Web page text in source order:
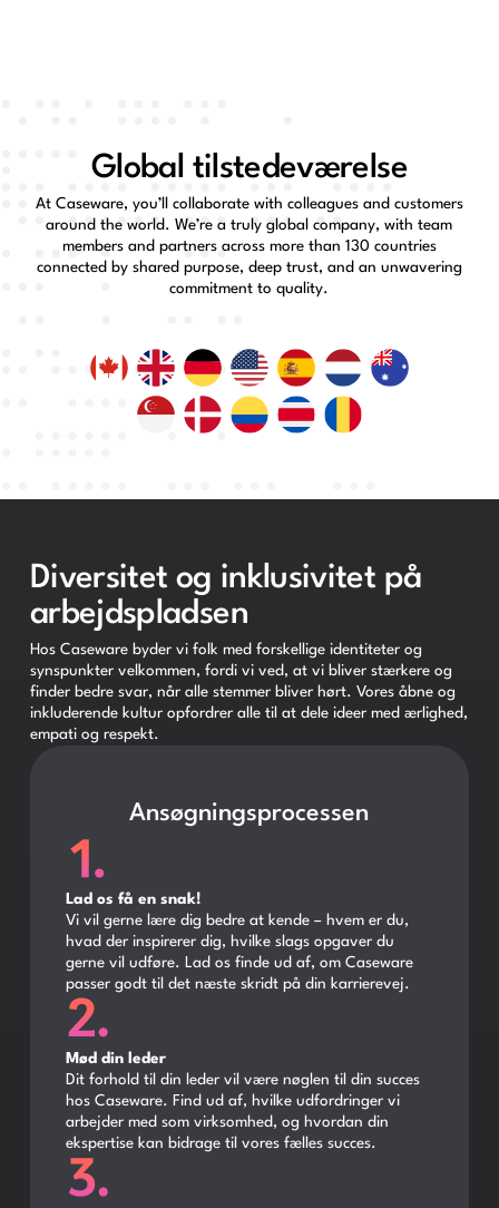
Global tilstedeværelse
At Caseware, you’ll collaborate with colleagues and customers
around the world. We’re a truly global company, with team
members and partners across more than 130 countries
connected by shared purpose, deep trust, and an unwavering
commitment to quality.
Diversitet og inklusivitet på
arbejdspladsen
Hos Caseware byder vi folk med forskellige identiteter og
synspunkter velkommen, fordi vi ved, at vi bliver stærkere og
finder bedre svar, når alle stemmer bliver hørt. Vores åbne og
inkluderende kultur opfordrer alle til at dele ideer med ærlighed,
empati og respekt.
Ansøgningsprocessen
Lad os få en snak!
Vi vil gerne lære dig bedre at kende – hvem er du,
hvad der inspirerer dig, hvilke slags opgaver du
gerne vil udføre. Lad os finde ud af, om Caseware
passer godt til det næste skridt på din karrierevej.
Mød din leder
Dit forhold til din leder vil være nøglen til din succes
hos Caseware. Find ud af, hvilke udfordringer vi
arbejder med som virksomhed, og hvordan din
ekspertise kan bidrage til vores fælles succes.